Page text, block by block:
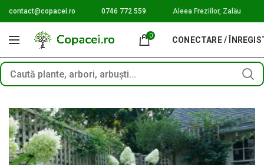
contact@copacei.ro 0746 772 559 Aleea Freziilor, Zalău
0 CONECTARE /